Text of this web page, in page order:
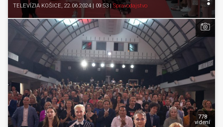
TELEVÍZIA KOŠICE, 22.06.2024 | 09:53|Spravodajstvo
778
videní